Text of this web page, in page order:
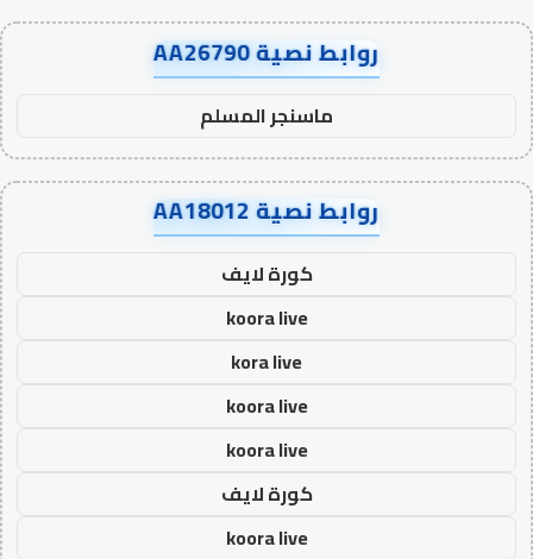
روابط نصية AA26790
ماسنجر المسلم
روابط نصية AA18012
كورة لايف
koora live
kora live
koora live
koora live
كورة لايف
koora live